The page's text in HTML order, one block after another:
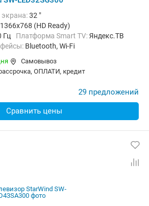
экрана:32 "
1366x768 (HD Ready)
Гц Платформа Smart TV: Яндекс.ТВ
Bluetooth, Wi-Fi
Самовывоз
ОПЛАТИ, кредит
29 предложений
Сравнить цены